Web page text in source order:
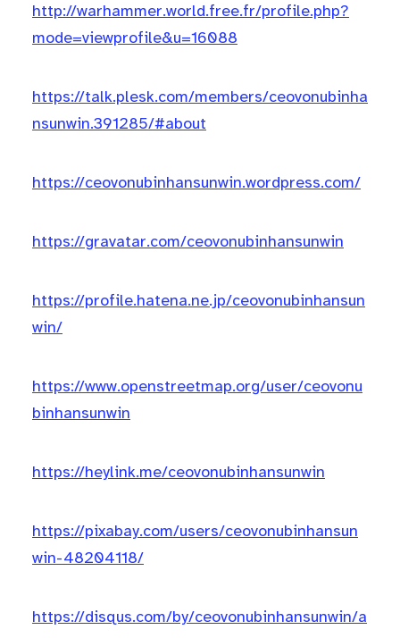
http://warhammer.world.free.fr/profile.php?
mode=viewprofile&u=16088
https://talk.plesk.com/members/ceovonubinha
nsunwin.391285/#about
https://ceovonubinhansunwin.wordpress.com/
https://gravatar.com/ceovonubinhansunwin
https://profile.hatena.ne.jp/ceovonubinhansun
win/
https://www.openstreetmap.org/user/ceovonu
binhansunwin
https://heylink.me/ceovonubinhansunwin
https://pixabay.com/users/ceovonubinhansun
win-48204118/
https://disqus.com/by/ceovonubinhansunwin/a